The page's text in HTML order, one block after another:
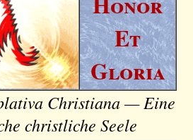
Et
Gloria
Christiana — Eine
christliche Seele